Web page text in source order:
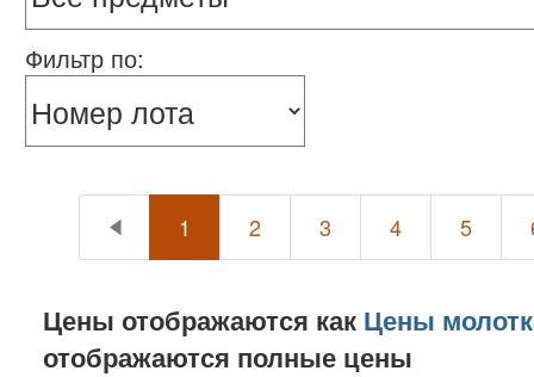
Фильтр по:
1 2 3 4 5
Цены отображаются как Цены
отображаются полные цены